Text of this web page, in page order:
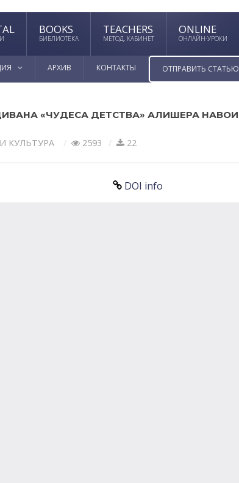
BOOKS
БИБЛИОТЕКА
TEACHERS
МЕТОД. КАБИНЕТ
ONLINE
ОНЛАЙН-УРОКИ
АРХИВ КОНТАКТЫ ОТПРАВИТЬ СТАТЬЮ
«ЧУДЕСА ДЕТСТВА» АЛИШЕРА НАВОИ
КУЛЬТУРА 2593 22
DOI info